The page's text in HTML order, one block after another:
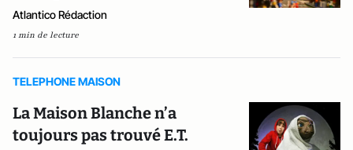
Atlantico Rédaction
1 min de lecture
TELEPHONE MAISON
La Maison Blanche n’a
toujours pas trouvé E.T.